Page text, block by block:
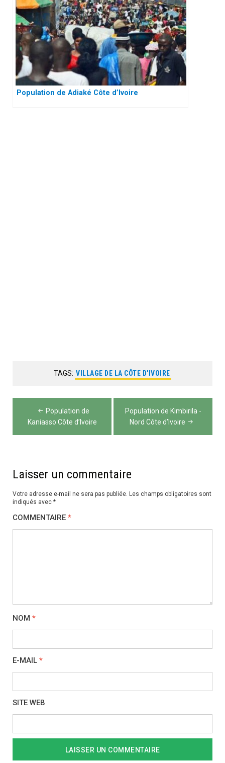
Population de Adiaké Côte d’Ivoire
TAGS: VILLAGE DE LA CÔTE D'IVOIRE
Navigation
de
Population de
Kaniasso Côte d’Ivoire
Population de Kimbirila -
Nord Côte d’Ivoire
Laisser un commentaire
Votre adresse e-mail ne sera pas publiée. Les champs obligatoires sont
indiqués avec *
COMMENTAIRE *
NOM *
E-MAIL *
SITE WEB